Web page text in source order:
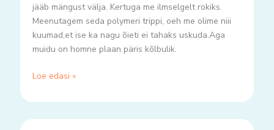
jääb mängust välja. Kertuga me ilmselgelt rokiks.
Meenutagem seda polymeri trippi, oeh me olime niii
kuumad,et ise ka nagu õieti ei tahaks uskuda.Aga
muidu on homne plaan päris kõlbulik.
Loe edasi »